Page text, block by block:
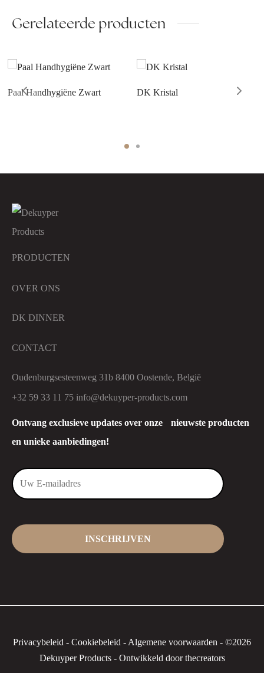
Gerelateerde producten
Paal Handhygiëne Zwart DK Kristal
Ontvang exclusieve updates over onze nieuwste producten
en unieke aanbiedingen!
PRODUCTEN
OVER ONS
DK DINNER
CONTACT
Oudenburgsesteenweg 31b 8400 Oostende, België
+32 59 33 11 75 info@dekuyper-products.com
Privacybeleid - Cookiebeleid -Algemene voorwaarden - ©2026
Dekuyper Products - Ontwikkeld door thecreators